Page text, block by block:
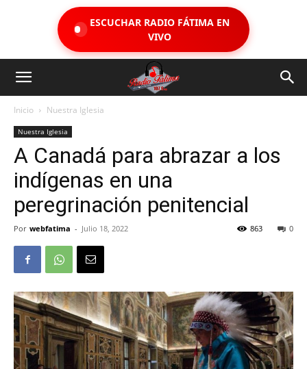
ESCUCHAR RADIO FÁTIMA EN
VIVO
Inicio Nuestra Iglesia
Nuestra Iglesia
A Canadá para abrazar a los
indígenas en una
peregrinación penitencial
Por webfatima - Julio 18, 2022 0
863